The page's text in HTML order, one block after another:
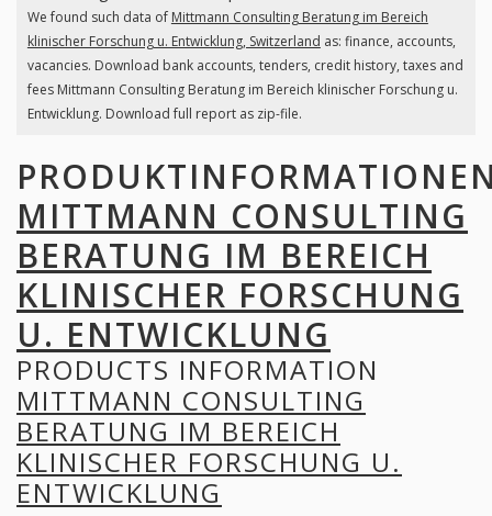
We found such data of Mittmann Consulting Beratung im Bereich
klinischer Forschung u. Entwicklung, Switzerland as: finance, accounts,
vacancies. Download bank accounts, tenders, credit history, taxes and
fees Mittmann Consulting Beratung im Bereich klinischer Forschung u.
Entwicklung. Download full report as zip-file.
MITTMANN CONSULTING
BERATUNG IM BEREICH
KLINISCHER FORSCHUNG
U. ENTWICKLUNG
PRODUCTS INFORMATION
MITTMANN CONSULTING
BERATUNG IM BEREICH
KLINISCHER FORSCHUNG U.
ENTWICKLUNG